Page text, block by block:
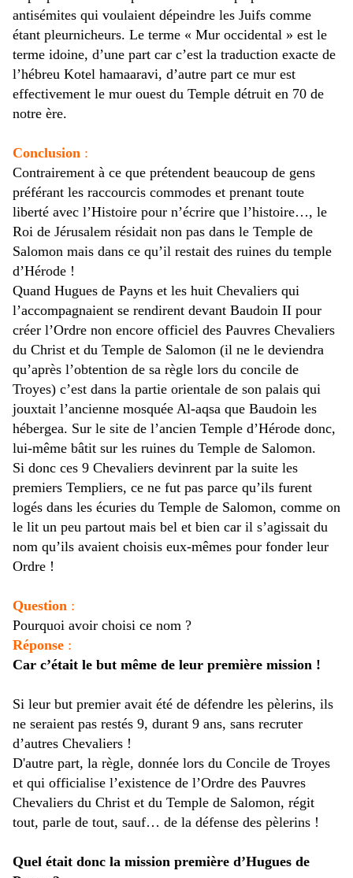
antisémites qui voulaient dépeindre les Juifs comme
étant pleurnicheurs. Le terme « Mur occidental » est le
terme idoine, d’une part car c’est la traduction exacte de
l’hébreu Kotel hamaaravi, d’autre part ce mur est
effectivement le mur ouest du Temple détruit en 70 de
notre ère.
Conclusion :
Contrairement à ce que prétendent beaucoup de gens
préférant les raccourcis commodes et prenant toute
liberté avec l’Histoire pour n’écrire que l’histoire…, le
Roi de Jérusalem résidait non pas dans le Temple de
Salomon mais dans ce qu’il restait des ruines du temple
d’Hérode !
Quand Hugues de Payns et les huit Chevaliers qui
l’accompagnaient se rendirent devant Baudoin II pour
créer l’Ordre non encore officiel des Pauvres Chevaliers
du Christ et du Temple de Salomon (il ne le deviendra
qu’après l’obtention de sa règle lors du concile de
Troyes) c’est dans la partie orientale de son palais qui
jouxtait l’ancienne mosquée Al-aqsa que Baudoin les
hébergea. Sur le site de l’ancien Temple d’Hérode donc,
lui-même bâtit sur les ruines du Temple de Salomon.
Si donc ces 9 Chevaliers devinrent par la suite les
premiers Templiers, ce ne fut pas parce qu’ils furent
logés dans les écuries du Temple de Salomon, comme on
le lit un peu partout mais bel et bien car il s’agissait du
nom qu’ils avaient choisis eux-mêmes pour fonder leur
Ordre !
Question :
Pourquoi avoir choisi ce nom ?
Réponse :
Car c’était le but même de leur première mission !
Si leur but premier avait été de défendre les pèlerins, ils
ne seraient pas restés 9, durant 9 ans, sans recruter
d’autres Chevaliers !
D'autre part, la règle, donnée lors du Concile de Troyes
et qui officialise l’existence de l’Ordre des Pauvres
Chevaliers du Christ et du Temple de Salomon, régit
tout, parle de tout, sauf… de la défense des pèlerins !
Quel était donc la mission première d’Hugues de